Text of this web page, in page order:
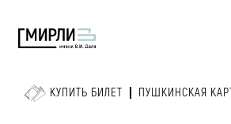
КУПИТЬ БИЛЕТ ПУШКИНСКАЯ